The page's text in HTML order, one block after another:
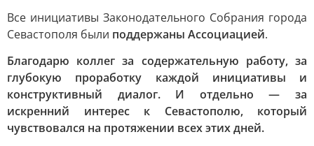
Все инициативы Законодательного Собрания города
Севастополя были поддержаны Ассоциацией.
Благодарю коллег за содержательную работу, за
глубокую проработку каждой инициативы и
конструктивный диалог. И отдельно — за
искренний интерес к Севастополю, который
чувствовался на протяжении всех этих дней.